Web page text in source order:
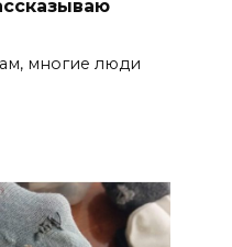
многие люди